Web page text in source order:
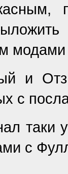
и
с
таки
с